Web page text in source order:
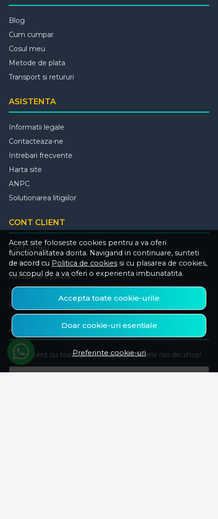
Acest site foloseste cookies pentru a va oferi
functionalitatea dorita. Navigand in continuare, sunteti
de acord cu Politica de cookies si cu plasarea de cookies,
cu scopul de a va oferi o experienta imbunatatita.
Accepta toate cookie-urile
Doar cookie-uri esentiale
Preferinte cookie-uri
Blog
Cum cumpar
Cosul meu
Metode de plata
Transport si retururi
ASISTENTA
Informatii legale
Contacteaza-ne
Intrebari frecvente
Harta site
ANPC
Solutionarea litigiilor
CONT CLIENT
Contul meu
Inregistrare
Recuperare parola
Istoric comenzi
Produse favorite
ABONEAZA-TE LA NEWSLETTER
Fii la curent cu toate promotiile si produsele noi din shop!